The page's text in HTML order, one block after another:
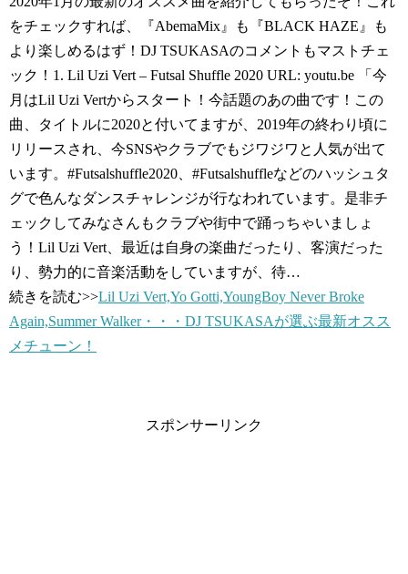
をチェックすれば、『AbemaMix』も『BLACK HAZE』も
より楽しめるはず！DJ TSUKASAのコメントもマストチェ
ック！1. Lil Uzi Vert – Futsal Shuffle 2020 URL: youtu.be 「今
月はLil Uzi Vertからスタート！今話題のあの曲です！この
曲、タイトルに2020と付いてますが、2019年の終わり頃に
リリースされ、今SNSやクラブでもジワジワと人気が出て
います。#Futsalshuffle2020、#Futsalshuffleなどのハッシュタ
グで色んなダンスチャレンジが行なわれています。是非チ
ェックしてみなさんもクラブや街中で踊っちゃいましょ
う！Lil Uzi Vert、最近は自身の楽曲だったり、客演だった
り、勢力的に音楽活動をしていますが、待…
続きを読む>>Lil Uzi Vert,Yo Gotti,YoungBoy Never Broke
Again,Summer Walker・・・DJ TSUKASAが選ぶ最新オスス
メチューン！
スポンサーリンク